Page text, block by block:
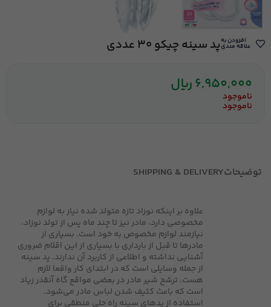
افزودن به
علاقه مندیپد سینه چیکو 30 عددی
6,950,000ریال
ناموجود
ناموجود
توضیحاتSHIPPING & DELIVERY
علاوه بر اینکه نوزاد تازه متولد شده نیاز به لوازم
مخصوصی دارد، مادر نیز تا چند ماه پس از تولد نوزاد،
نیازمند لوازم مخصوص به خود است. بسیاری از
مادرها تا قبل از بارداری با بسیاری از این اقلام ضروری
آشنایی نداشته و اطلاعی از کاربرد آن ندارند. پد سینه
از جمله وسایلی است که در ابتدای کار واقعا لازم
هست. ترشح شیر مادر در بعضی مواقع گاه آنقدر زیاد
است که باعث کثیف شدن لباس مادر می‌شود.
استفاده از پدهای سینه راه حلی منطقی برای